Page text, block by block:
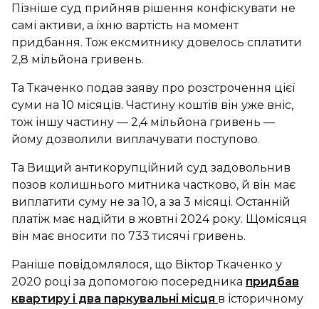
Пізніше суд прийняв рішення конфіскувати не
самі активи, а їхню вартість на момент
придбання. Тож ексмитнику довелось сплатити
2,8 мільйона гривень.
Та Ткаченко подав заяву про розстрочення цієї
суми на 10 місяців. Частину коштів він уже вніс,
тож іншу частину — 2,4 мільйона гривень —
йому дозволили виплачувати поступово.
Та Вищий антикорупційний суд задовольнив
позов колишнього митника частково, й він має
виплатити суму не за 10, а за 3 місяці. Останній
платіж має надійти в жовтні 2024 року. Щомісяця
він має вносити по 733 тисячі гривень.
Раніше повідомлялося, що Віктор Ткаченко у
2020 році за допомогою посередника придбав
квартиру і два паркувальні місця в історичному